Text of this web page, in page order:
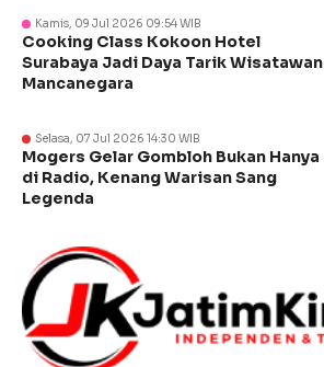
Kamis, 09 Jul 2026 09:54 WIB
Cooking Class Kokoon Hotel
Surabaya Jadi Daya Tarik Wisatawan
Mancanegara
Selasa, 07 Jul 2026 14:30 WIB
Mogers Gelar Gombloh Bukan Hanya
di Radio, Kenang Warisan Sang
Legenda